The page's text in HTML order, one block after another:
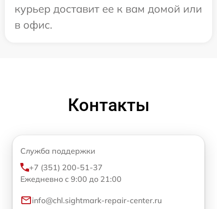
курьер доставит ее к вам домой или
в офис.
Контакты
Служба поддержки
+7 (351) 200-51-37
Ежедневно с 9:00 до 21:00
info@chl.sightmark-repair-center.ru